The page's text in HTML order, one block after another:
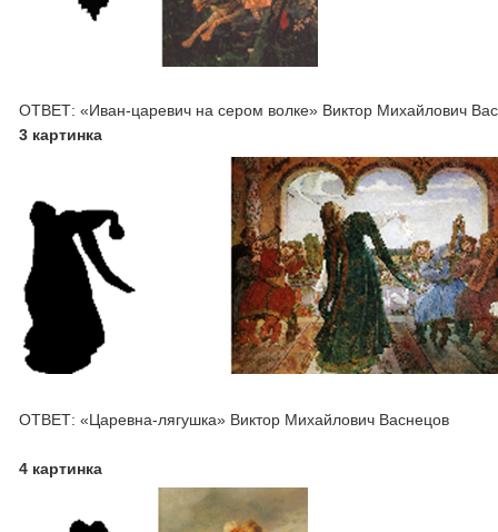
ОТВЕТ: «Иван-царевич на сером волке» Виктор Михайлович
3 картинка
ОТВЕТ: «Царевна-лягушка» Виктор Михайлович Васнецов
4 картинка